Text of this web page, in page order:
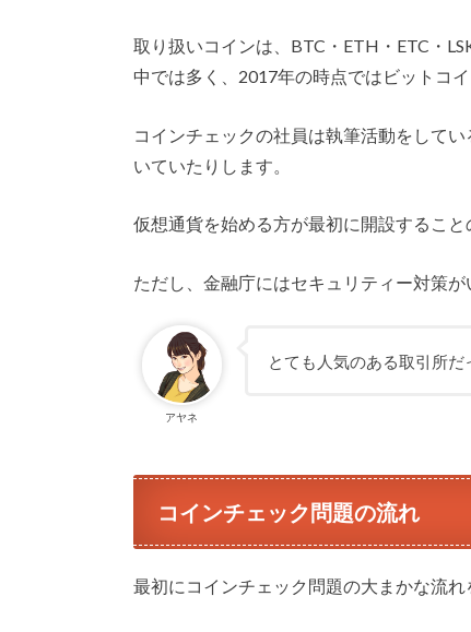
取り扱いコインは、BTC・ETH・ETC・
中では多く、2017年の時点ではビットコ
コインチェックの社員は執筆活動をして
いていたりします。
仮想通貨を始める方が最初に開設すること
ただし、金融庁にはセキュリティー対策
アヤネ
とても人気のある取引所だ
コインチェック問題の流れ
最初にコインチェック問題の大まかな流れ